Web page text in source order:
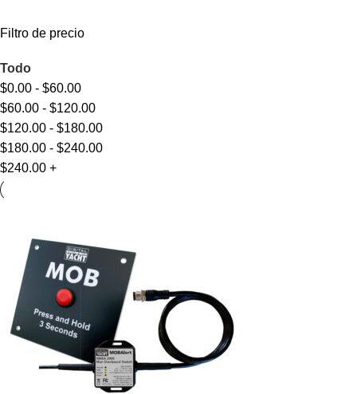
Filtro de precio
Todo
$0.00 - $60.00
$60.00 - $120.00
$120.00 - $180.00
$180.00 - $240.00
$240.00 +